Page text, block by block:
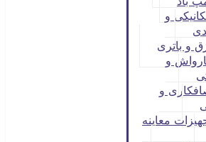
و
و باتری
و
و
معاینه